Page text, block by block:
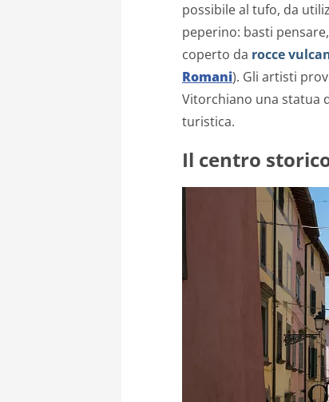
possibile al tufo, da
peperino: basti
coperto da rocce
Romani). Gli artisti
Vitorchiano una statua
turistica.
Il centro